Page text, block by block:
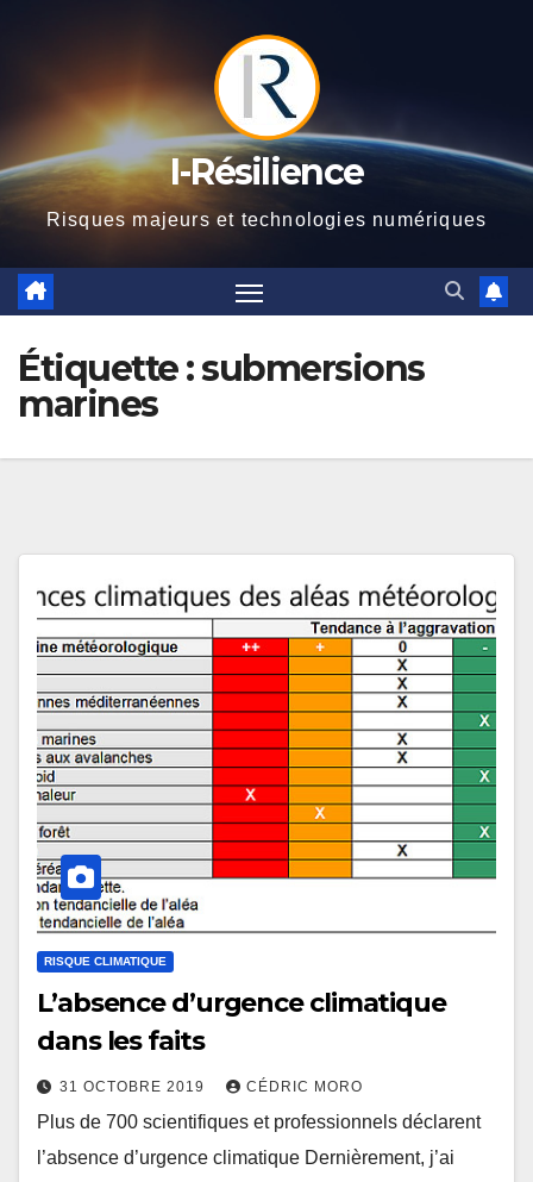
I-Résilience
Risques majeurs et technologies numériques
Étiquette :submersions
marines
RISQUE CLIMATIQUE
L’absence d’urgence climatique
dans les faits
31 OCTOBRE 2019 CÉDRIC MORO
Plus de 700 scientifiques et professionnels déclarent
l’absence d’urgence climatique Dernièrement, j’ai